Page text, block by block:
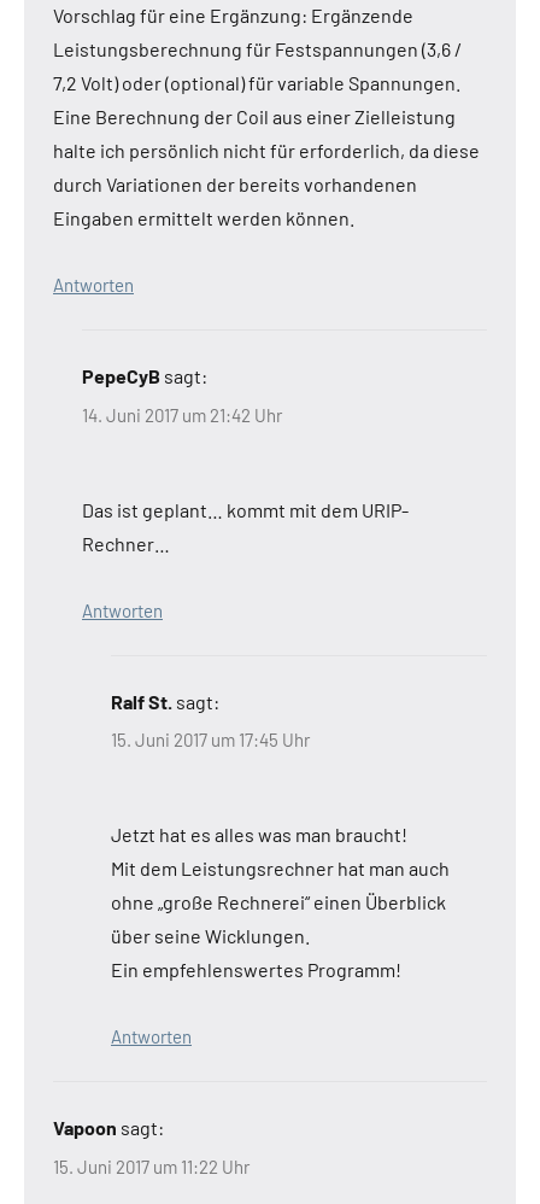
Vorschlag für eine Ergänzung: Ergänzende
Leistungsberechnung für Festspannungen (3,6 /
7,2 Volt) oder (optional) für variable Spannungen.
Eine Berechnung der Coil aus einer Zielleistung
halte ich persönlich nicht für erforderlich, da diese
durch Variationen der bereits vorhandenen
Eingaben ermittelt werden können.
Antworten
PepeCyB sagt:
14. Juni 2017 um 21:42 Uhr
Das ist geplant… kommt mit dem URIP-
Rechner…
Antworten
Ralf St. sagt:
15. Juni 2017 um 17:45 Uhr
Jetzt hat es alles was man braucht!
Mit dem Leistungsrechner hat man auch
ohne „große Rechnerei“ einen Überblick
über seine Wicklungen.
Ein empfehlenswertes Programm!
Antworten
Vapoon sagt:
15. Juni 2017 um 11:22 Uhr